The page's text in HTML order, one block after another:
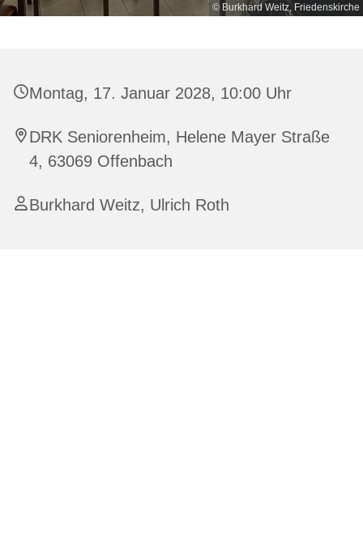
© Burkhard Weitz, Friedenskirche
Montag, 17. Januar 2028, 10:00 Uhr
DRK Seniorenheim, Helene Mayer Straße
4, 63069 Offenbach
Burkhard Weitz, Ulrich Roth